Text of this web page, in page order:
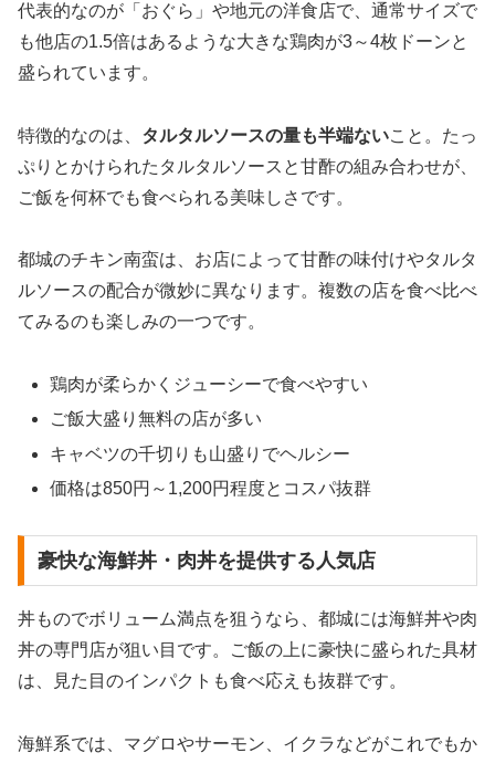
代表的なのが「おぐら」や地元の洋食店で、通常サイズで
も他店の1.5倍はあるような大きな鶏肉が3～4枚ドーンと
盛られています。
特徴的なのは、 タルタルソースの量も半端ないこと。たっ
ぷりとかけられたタルタルソースと甘酢の組み合わせが、
ご飯を何杯でも食べられる美味しさです。
都城のチキン南蛮は、お店によって甘酢の味付けやタルタ
ルソースの配合が微妙に異なります。複数の店を食べ比べ
てみるのも楽しみの一つです。
鶏肉が柔らかくジューシーで食べやすい
ご飯大盛り無料の店が多い
キャベツの千切りも山盛りでヘルシー
価格は850円～1,200円程度とコスパ抜群
豪快な海鮮丼・肉丼を提供する人気店
丼ものでボリューム満点を狙うなら、都城には海鮮丼や肉
丼の専門店が狙い目です。ご飯の上に豪快に盛られた具材
は、見た目のインパクトも食べ応えも抜群です。
海鮮系では、マグロやサーモン、イクラなどがこれでもか